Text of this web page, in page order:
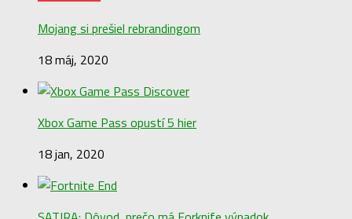
Mojang si prešiel rebrandingom
18 máj, 2020
Xbox Game Pass opustí 5 hier
18 jan, 2020